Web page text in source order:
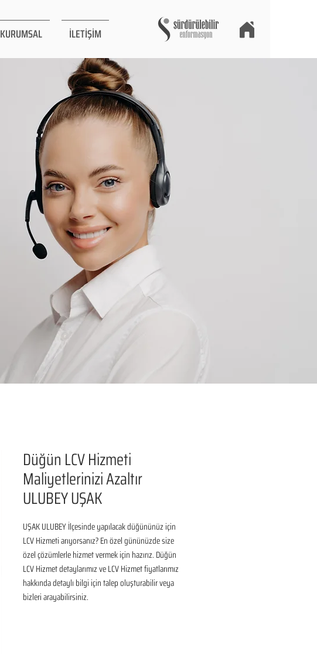
KURUMSAL İLETİŞİM
Düğün LCV Hizmeti
Maliyetlerinizi Azaltır
ULUBEY UŞAK
UŞAK ULUBEY İlçesinde yapılacak düğününüz için
LCV Hizmeti arıyorsanız? En özel gününüzde size
özel çözümlerle hizmet vermek için hazırız. Düğün
LCV Hizmet detaylarımız ve LCV Hizmet fiyatlarımız
hakkında detaylı bilgi için talep oluşturabilir veya
bizleri arayabilirsiniz.